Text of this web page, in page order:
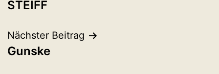
STEIFF
Nächster Beitrag
Gunske